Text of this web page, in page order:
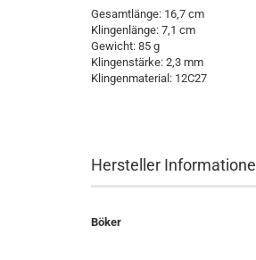
Gesamtlänge: 16,7 cm
Klingenlänge: 7,1 cm
Gewicht: 85 g
Klingenstärke: 2,3 mm
Klingenmaterial: 12C27
Hersteller
Böker